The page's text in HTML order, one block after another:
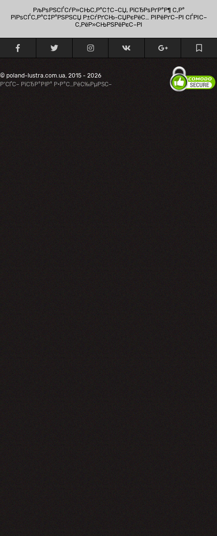
РљРѕРЅСЃСѓР»СЊС‚Р°С†С–СЏ, РїСЂРѕРґР°Р¶ С‚Р°
РїРѕСЃС‚Р°С‡Р°РЅРЅСЏ Р±СѓРґСЊ-СЏРєРёС… РІРёРґС–РІ СЃРІС–
С‚РёР»СЊРЅРёРєС–РІ
© poland-lustra.com.ua, 2015 - 2026
Р’СЃС– РїСЂР°РІР° Р·Р°С…РёС‰РµРЅС–